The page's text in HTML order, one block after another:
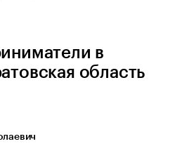
в
область